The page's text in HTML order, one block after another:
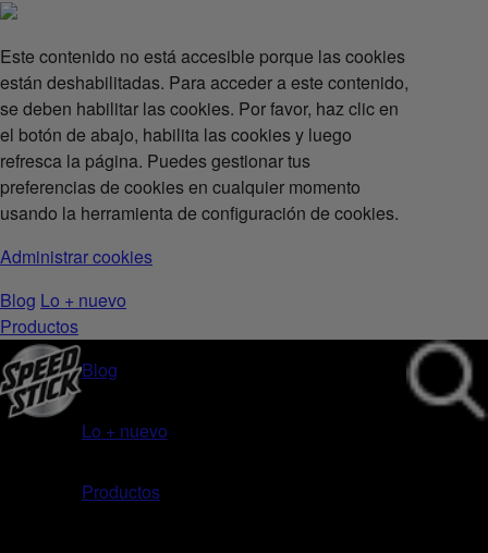
Este contenido no está accesible porque las cookies
están deshabilitadas. Para acceder a este contenido,
se deben habilitar las cookies. Por favor, haz clic en
el botón de abajo, habilita las cookies y luego
refresca la página. Puedes gestionar tus
preferencias de cookies en cualquier momento
usando la herramienta de configuración de cookies.
Administrar cookies
Blog Lo + nuevo
Productos
Blog
Lo + nuevo
Productos